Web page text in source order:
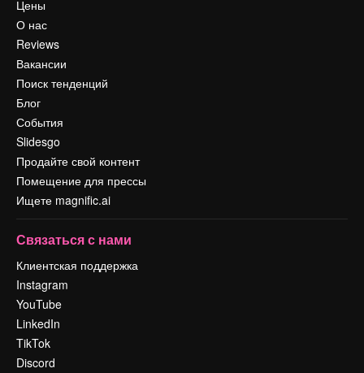
Цены
О нас
Reviews
Вакансии
Поиск тенденций
Блог
События
Slidesgo
Продайте свой контент
Помещение для прессы
Ищете magnific.ai
Связаться с нами
Клиентская поддержка
Instagram
YouTube
LinkedIn
TikTok
Discord